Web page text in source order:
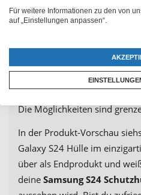
positionierst alles nach
Cliparts, Namen oder Texte
und Schriftarten auf die
Handyhülle drucken lassen
Namen oder Wunschtext mit
Die Möglichkeiten sind
In der Produkt-Vorschau
Galaxy S24 Hülle im
über als Endprodukt und
deine Samsung S24
Für weitere Informationen zu den von
auf „Einstellungen anpassen“.